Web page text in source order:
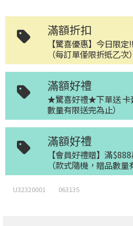
滿額折扣
【驚喜優惠】今日限
（每訂單僅限折抵乙次）
滿額好禮
★驚喜好禮★下單送 卡
數量有限送完為止）
滿額好禮
【會員好禮贈】滿
（款式隨機，贈品數量
U32320001 063135